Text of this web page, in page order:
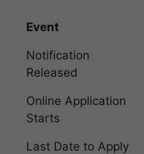
Event
Notification
Released
Online Application
Starts
Last Date to Apply